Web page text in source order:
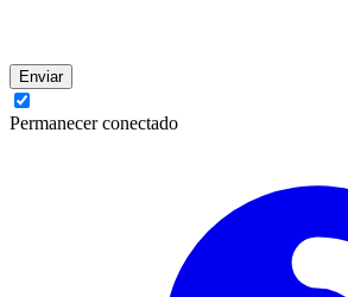
Enviar
Permanecer conectado